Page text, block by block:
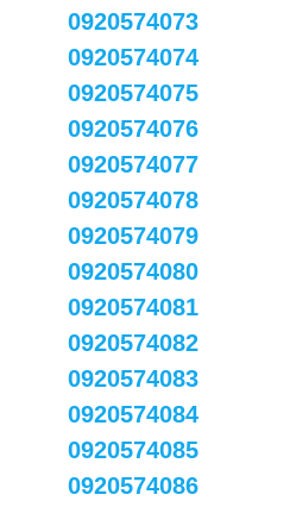
0920574073
0920574074
0920574075
0920574076
0920574077
0920574078
0920574079
0920574080
0920574081
0920574082
0920574083
0920574084
0920574085
0920574086